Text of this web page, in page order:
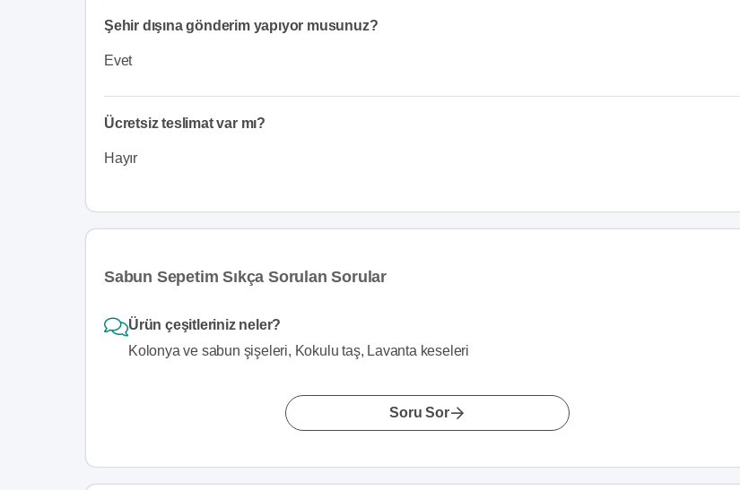
Şehir dışına gönderim yapıyor musunuz?
Evet
Ücretsiz teslimat var mı?
Hayır
Sabun Sepetim Sıkça Sorulan Sorular
Ürün çeşitleriniz neler?
Kolonya ve sabun şişeleri, Kokulu taş, Lavanta keseleri
Soru Sor